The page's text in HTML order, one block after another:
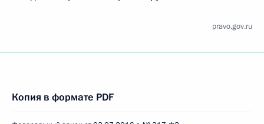
pravo.gov.ru
Копия в формате PDF